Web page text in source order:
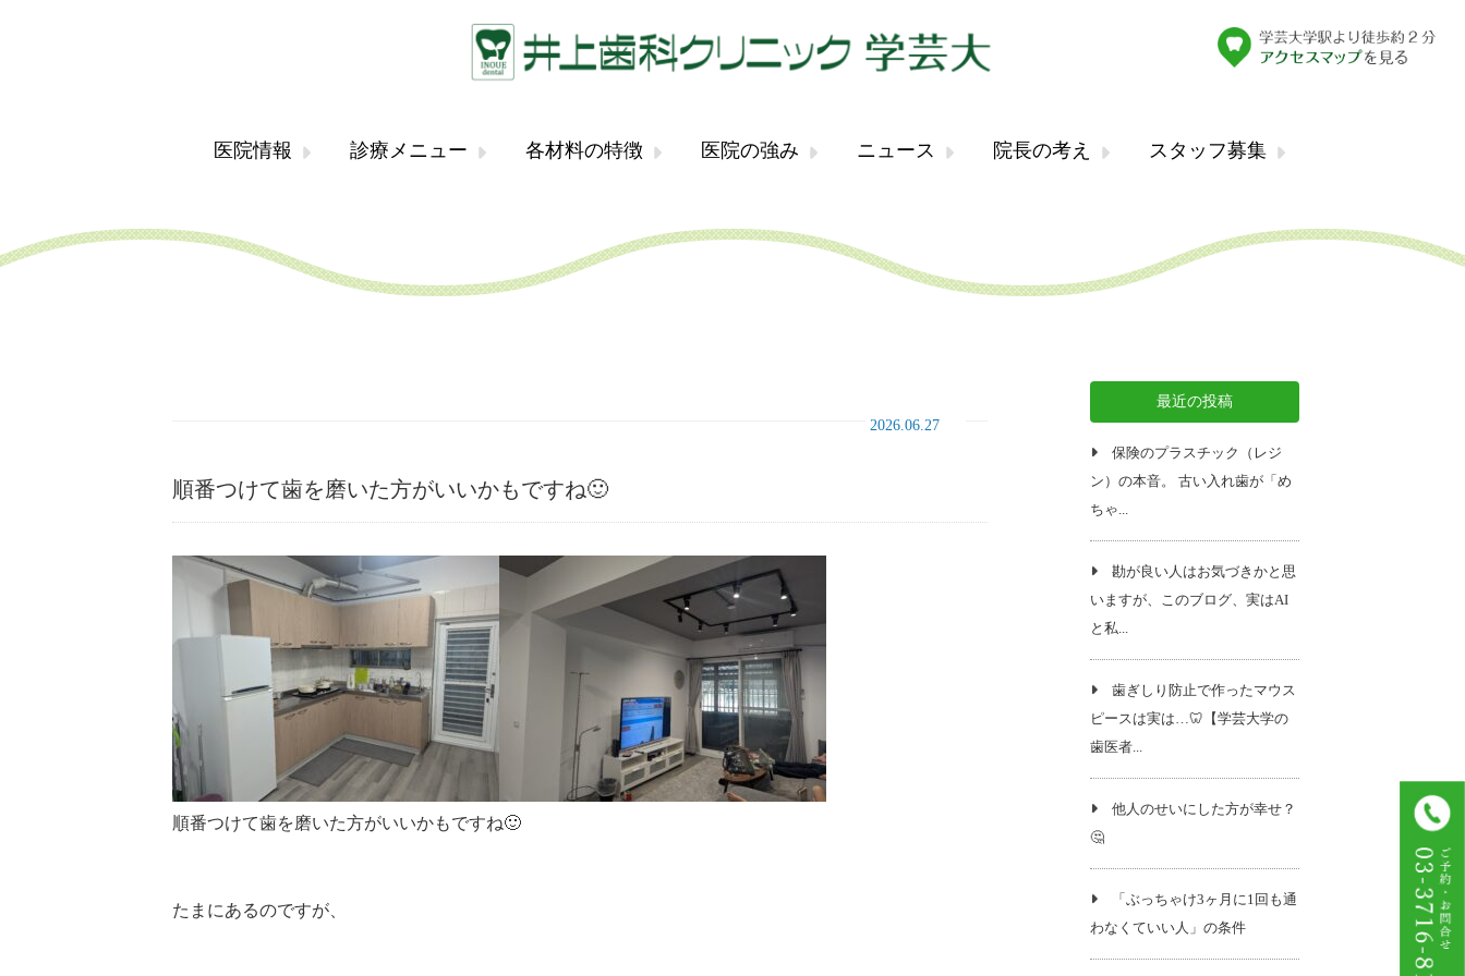
医院情報 診療メニュー 各材料の特徴 医院の強み ニュース 院長の考え スタッフ募集
2026.06.27
順番つけて歯を磨いた方がいいかもですね🙂
順番つけて歯を磨いた方がいいかもですね🙂
たまにあるのですが、
最近の投稿
保険のプラスチック（レジ
ン）の本音。 古い入れ歯が「め
ちゃ...
勘が良い人はお気づきかと思
いますが、このブログ、実はAI
と私...
歯ぎしり防止で作ったマウス
ピースは実は…🦷【学芸大学の
歯医者...
他人のせいにした方が幸せ？
🤔
「ぶっちゃけ3ヶ月に1回も通
わなくていい人」の条件